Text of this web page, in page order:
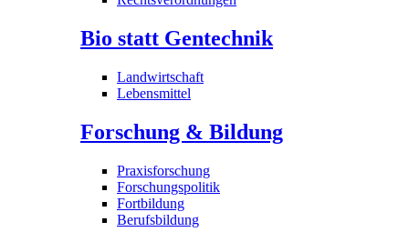
Bio statt Gentechnik
Landwirtschaft
Lebensmittel
Forschung & Bildung
Praxisforschung
Forschungspolitik
Fortbildung
Berufsbildung